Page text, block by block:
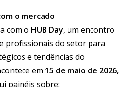
o mercado
com o HUB Day, um encontro
profissionais do setor para
e tendências do
em 15 de maio de 2026,
painéis sobre: